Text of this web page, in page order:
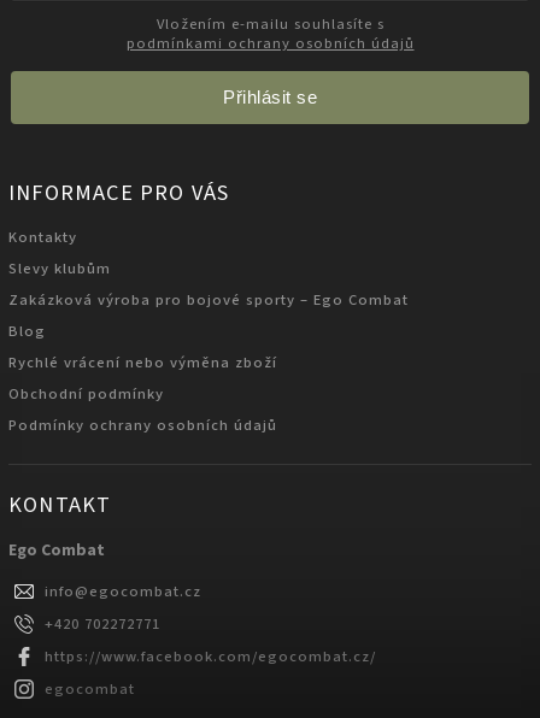
podmínkami ochrany osobních údajů
Přihlásit se
INFORMACE PRO VÁS
Kontakty
Slevy klubům
Zakázková výroba pro bojové sporty – Ego Combat
Blog
Rychlé vrácení nebo výměna zboží
Obchodní podmínky
Podmínky ochrany osobních údajů
KONTAKT
Ego Combat
info@egocombat.cz
+420 702272771
https://www.facebook.com/egocombat.cz/
egocombat